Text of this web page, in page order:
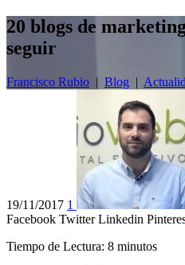
20 blogs de
seguir
Francisco Rubio | Blog |
19/11/2017 1
Facebook Twitter Linkedin
Tiempo de Lectura: 8 minutos